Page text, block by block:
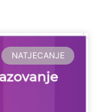
NATJECANJE